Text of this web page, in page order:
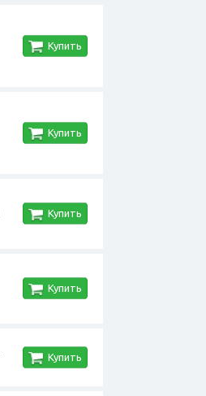
Купить
Купить
Купить
Купить
Купить